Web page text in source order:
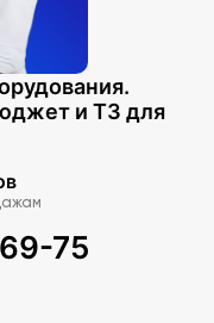
и ТЗ для
75